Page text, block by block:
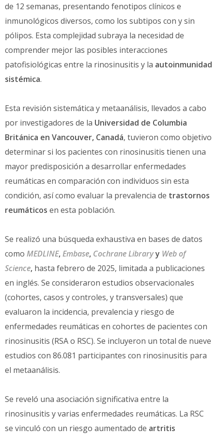
de 12 semanas, presentando fenotipos clínicos e
inmunológicos diversos, como los subtipos con y sin
pólipos. Esta complejidad subraya la necesidad de
comprender mejor las posibles interacciones
patofisiológicas entre la rinosinusitis y la autoinmunidad
sistémica.
Esta revisión sistemática y metaanálisis, llevados a cabo
por investigadores de la Universidad de Columbia
Británica en Vancouver, Canadá, tuvieron como objetivo
determinar si los pacientes con rinosinusitis tienen una
mayor predisposición a desarrollar enfermedades
reumáticas en comparación con individuos sin esta
condición, así como evaluar la prevalencia de trastornos
reumáticos en esta población.
Se realizó una búsqueda exhaustiva en bases de datos
como MEDLINE,Embase, Cochrane Libraryy Web of
Science, hasta febrero de 2025, limitada a publicaciones
en inglés. Se consideraron estudios observacionales
(cohortes, casos y controles, y transversales) que
evaluaron la incidencia, prevalencia y riesgo de
enfermedades reumáticas en cohortes de pacientes con
rinosinusitis (RSA o RSC). Se incluyeron un total de nueve
estudios con 86.081 participantes con rinosinusitis para
el metaanálisis.
Se reveló una asociación significativa entre la
rinosinusitis y varias enfermedades reumáticas. La RSC
se vinculó con un riesgo aumentado de artritis